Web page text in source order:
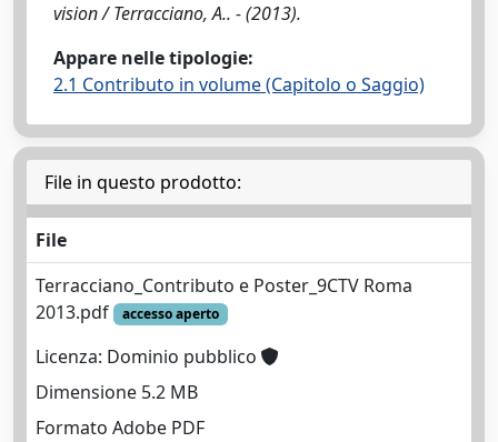
vision / Terracciano, A.. - (2013).
Appare nelle tipologie:
2.1 Contributo in volume (Capitolo o Saggio)
File in questo prodotto:
File
Terracciano_Contributo e Poster_9CTV Roma
2013.pdf
accesso aperto
Licenza: Dominio pubblico
Dimensione 5.2 MB
Formato Adobe PDF